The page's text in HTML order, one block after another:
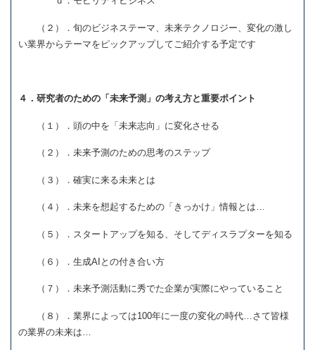
（２）．旬のビジネステーマ、未来テクノロジー、変化の激し
い業界からテーマをピックアップしてご紹介する予定です
４．研究者のための「未来予測」の考え方と重要ポイント
（１）．頭の中を「未来志向」に変化させる
（２）．未来予測のための思考のステップ
（３）．確実に来る未来とは
（４）．未来を想起するための「きっかけ」情報とは…
（５）．スタートアップを知る、そしてディスラプターを知る
（６）．生成AIとの付き合い方
（７）．未来予測活動に秀でた企業が実際にやっていること
（８）．業界によっては100年に一度の変化の時代…さて皆様
の業界の未来は…